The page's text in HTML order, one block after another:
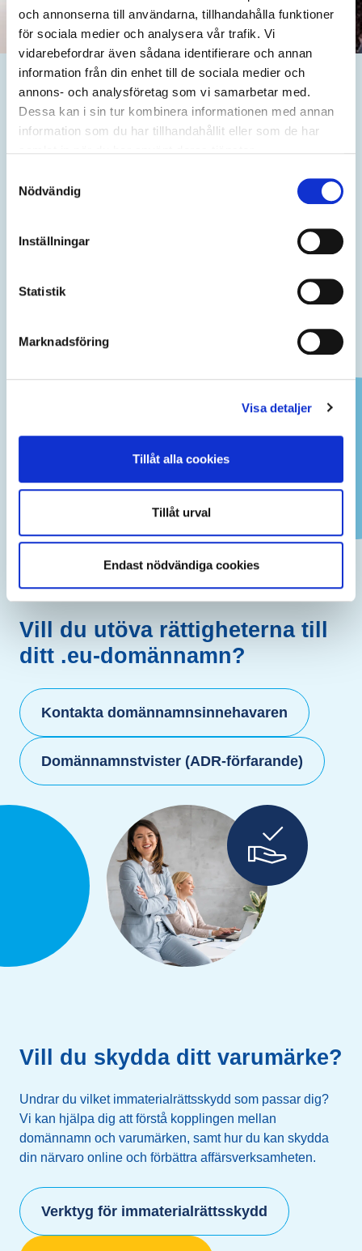
och annonserna till användarna, tillhandahålla funktioner
för sociala medier och analysera vår trafik. Vi
vidarebefordrar även sådana identifierare och annan
information från din enhet till de sociala medier och
annons- och analysföretag som vi samarbetar med.
Dessa kan i sin tur kombinera informationen med annan
information som du har tillhandahållit eller som de har
Nödvändig
Inställningar
Statistik
Marknadsföring
Visa detaljer
Tillåt alla cookies
Tillåt urval
Endast nödvändiga cookies
Vill du skydda ditt .eu-
domännamn?
är säkra och tillgängliga genom att be ditt ombud
Aktivera DNSSEC
Aktivera låstjänster
Vill du utöva rättigheterna till
ditt .eu-domännamn?
Kontakta domännamnsinnehavaren
Domännamnstvister (ADR-förfarande)
Vill du skydda ditt varumärke?
Undrar du vilket immaterialrättsskydd som passar dig?
Vi kan hjälpa dig att förstå kopplingen mellan
domännamn och varumärken, samt hur du kan skydda
din närvaro online och förbättra affärsverksamheten.
Verktyg för immaterialrättsskydd